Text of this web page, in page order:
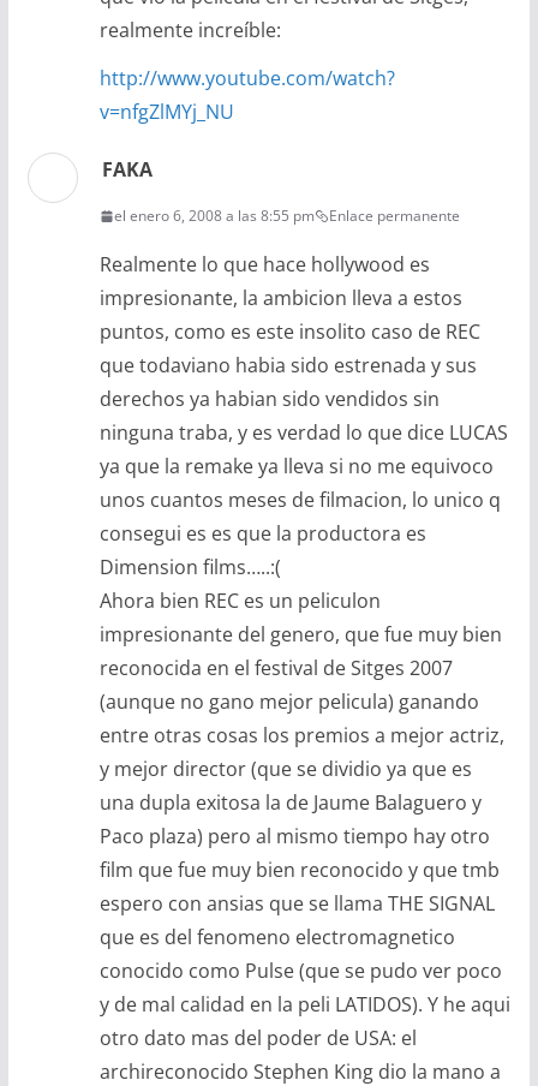
realmente increíble:
http://www.youtube.com/watch?
v=nfgZlMYj_NU
FAKA
el enero 6, 2008 a las 8:55 pm Enlace permanente
Realmente lo que hace hollywood es
impresionante, la ambicion lleva a estos
puntos, como es este insolito caso de REC
que todaviano habia sido estrenada y sus
derechos ya habian sido vendidos sin
ninguna traba, y es verdad lo que dice LUCAS
ya que la remake ya lleva si no me equivoco
unos cuantos meses de filmacion, lo unico q
consegui es es que la productora es
Dimension films…..:(
Ahora bien REC es un peliculon
impresionante del genero, que fue muy bien
reconocida en el festival de Sitges 2007
(aunque no gano mejor pelicula) ganando
entre otras cosas los premios a mejor actriz,
y mejor director (que se dividio ya que es
una dupla exitosa la de Jaume Balaguero y
Paco plaza) pero al mismo tiempo hay otro
film que fue muy bien reconocido y que tmb
espero con ansias que se llama THE SIGNAL
que es del fenomeno electromagnetico
conocido como Pulse (que se pudo ver poco
y de mal calidad en la peli LATIDOS). Y he aqui
otro dato mas del poder de USA: el
archireconocido Stephen King dio la mano a